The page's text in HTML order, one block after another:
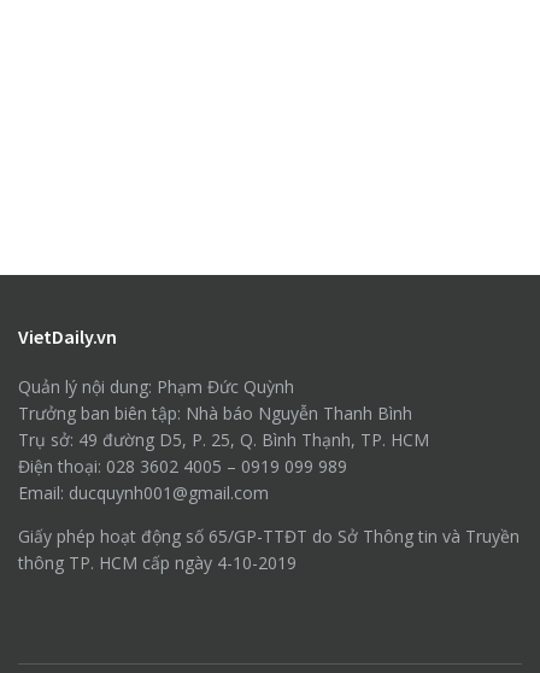
VietDaily.vn
Quản lý nội dung: Phạm Đức Quỳnh
Trưởng ban biên tập: Nhà báo Nguyễn Thanh Bình
Trụ sở: 49 đường D5, P. 25, Q. Bình Thạnh, TP. HCM
Điện thoại: 028 3602 4005 – 0919 099 989
Email: ducquynh001@gmail.com
Giấy phép hoạt động số 65/GP-TTĐT do Sở Thông tin và Truyền
thông TP. HCM cấp ngày 4-10-2019